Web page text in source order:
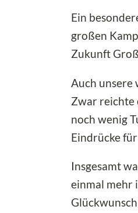
Ein
großen
Zukunft
Auch unsere
Zwar reichte
noch wenig
Eindrücke
Insgesamt
einmal mehr